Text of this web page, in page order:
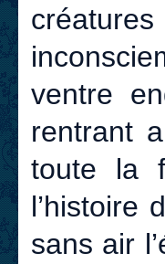
ventre
rentrant
toute la
l’histoire
sans air